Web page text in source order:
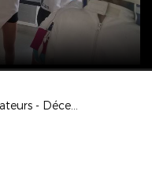
Formation Éducateurs - Décembre 2017